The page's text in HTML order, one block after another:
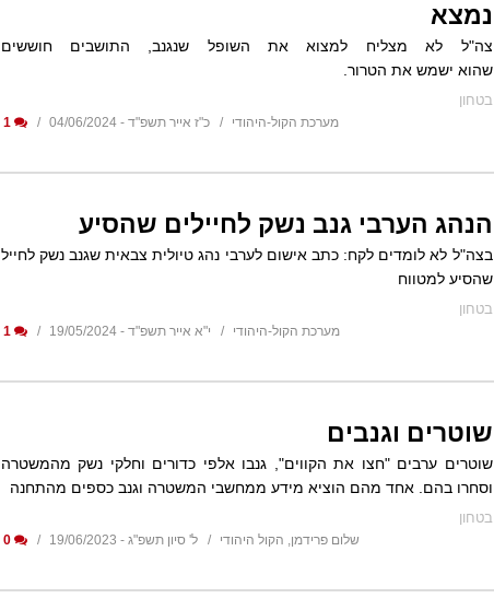
נמצא
צה"ל לא מצליח למצוא את השופל שנגנב, התושבים חוששים
שהוא ישמש את הטרור.
בטחון
מערכת הקול-היהודי כ"ז אייר תשפ"ד - 04/06/2024 1
הנהג הערבי גנב נשק לחיילים שהסיע
בצה"ל לא לומדים לקח: כתב אישום לערבי נהג טיולית צבאית שגנב נשק לחייל
שהסיע למטווח
בטחון
מערכת הקול-היהודי י"א אייר תשפ"ד - 19/05/2024 1
שוטרים וגנבים
שוטרים ערבים "חצו את הקווים", גנבו אלפי כדורים וחלקי נשק מהמשטרה
וסחרו בהם. אחד מהם הוציא מידע ממחשבי המשטרה וגנב כספים מהתחנה
בטחון
שלום פרידמן, הקול היהודי ל' סיון תשפ"ג - 19/06/2023 0